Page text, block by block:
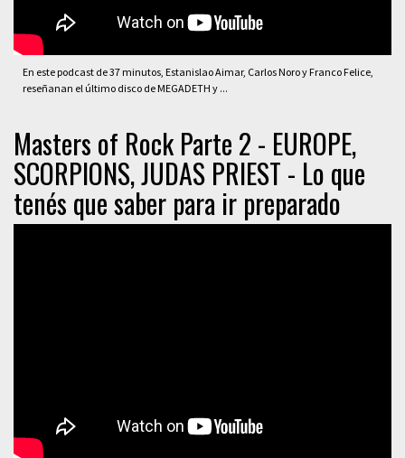
En este podcast de 37 minutos, Estanislao Aimar, Carlos Noro y Franco Felice,
reseñanan el último disco de MEGADETH y ...
Masters of Rock Parte 2 - EUROPE,
SCORPIONS, JUDAS PRIEST - Lo que
tenés que saber para ir preparado